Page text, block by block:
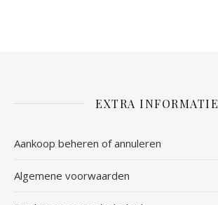
EXTRA INFORMATIE
Aankoop beheren of annuleren
Algemene voorwaarden